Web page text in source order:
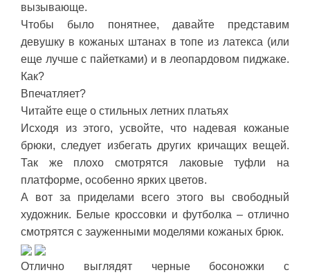
вызывающе.
Чтобы было понятнее, давайте представим
девушку в кожаных штанах в топе из латекса (или
еще лучше с пайетками) и в леопардовом пиджаке.
Как?
Впечатляет?
Читайте еще о стильных летних платьях
Исходя из этого, усвойте, что надевая кожаные
брюки, следует избегать других кричащих вещей.
Так же плохо смотрятся лаковые туфли на
платформе, особенно ярких цветов.
А вот за приделами всего этого вы свободный
художник. Белые кроссовки и футболка – отлично
смотрятся с зауженными моделями кожаных брюк.
Отлично выглядят черные босоножки с